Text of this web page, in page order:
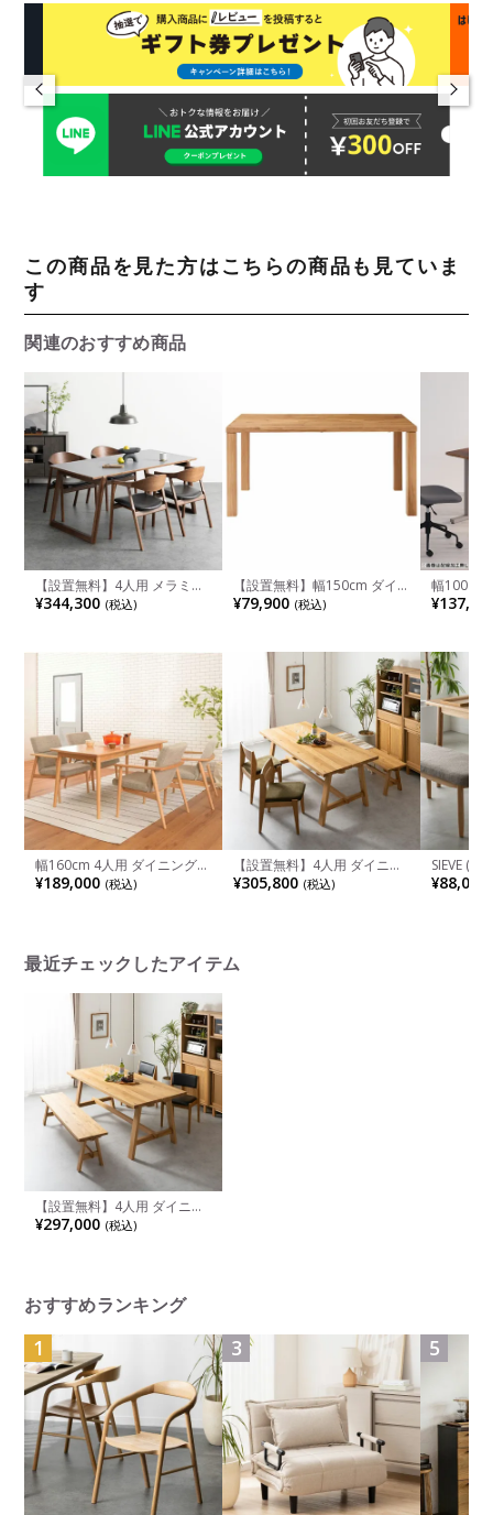
この商品を見た方はこちらの商品も見ていま
す
関連のおすすめ商品
【設置無料】4人用 メラミン
ダイニングテーブルセット 5
点 ミキモク テーブル 木製 ダ
(幅165cm 食卓テーブル×1 食
¥344,300 (税込)
【設置無料】幅150cm ダイ
ニングテーブル 木製 天然木
ホワイトオーク 無垢 集成材
プル 北欧 ナチュラル
¥79,900 (税込)
幅100～
ーデスク
コンデス
欠き オフ
ークデス
ウッディ
幅160cm 4人用 ダイニングセ
ット 【ダイニングテーブル
×1＋ダイニングチェア×4】
¥189,000 (税込)
【設置無料】4人用 ダイニン
グセット 4点 テーブル(幅
180cm)＋チェア2脚(コーデュ
¥305,800 (税込)
SIEVE (
ニングテ
ー 木製
¥88,000
最近チェックしたアイテム
【設置無料】4人用 ダイニン
グセット 4点 テーブル(幅
180cm)＋チェア2脚(PVC)＋
¥297,000 (税込)
おすすめランキング
1 3 5